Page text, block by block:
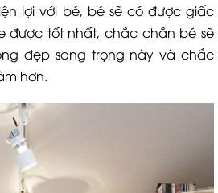
lợi với bé, bé sẽ có được giấc
được tốt nhất, chắc chắn bé sẽ
đẹp sang trọng này và chắc
hơn.